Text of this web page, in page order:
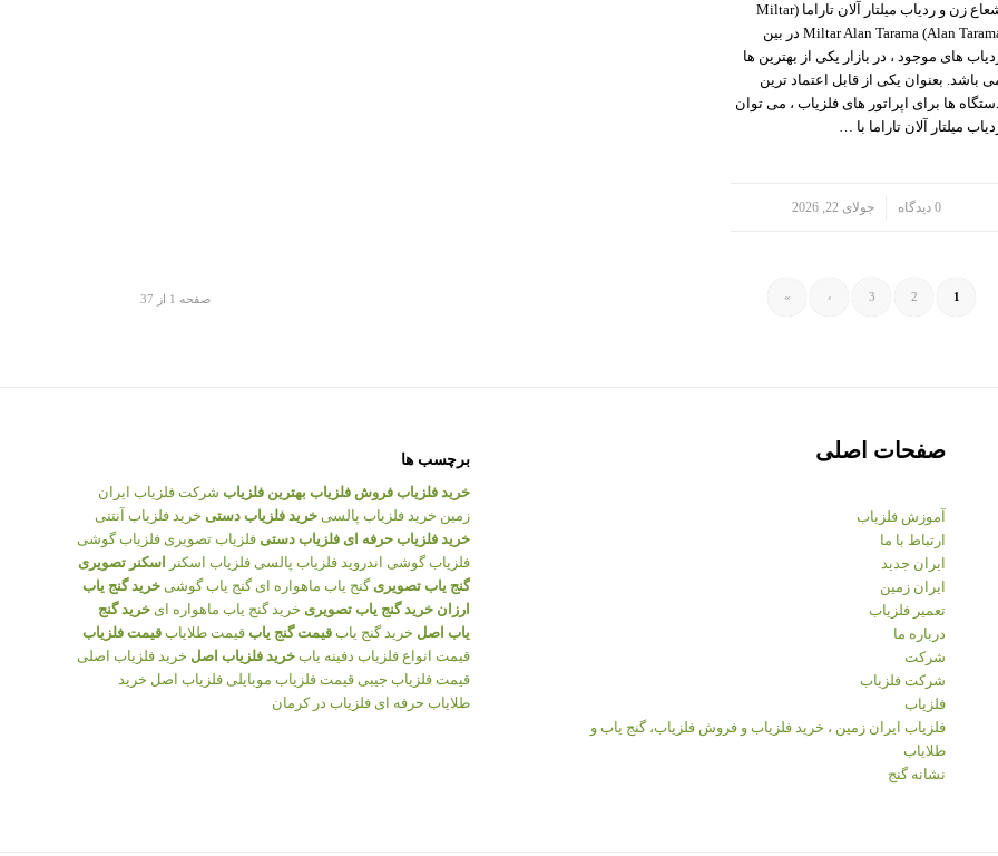
شعاع زن و ردیاب میلتار آلان تاراما (Miltar
Alan Tarama) Miltar Alan Tarama در بین
های موجود ، در بازار یکی از بهترین ها
باشد. بعنوان یکی از قابل اعتماد ترین
ها برای اپراتور های فلزیاب ، می توان
میلتار آلان تاراما با …
0 دیدگاه جولای 22, 2026
صفحه 1 از 37 1
2
3
›
»
صفحات اصلی
آموزش فلزیاب
ارتباط با ما
ایران جدید
ایران زمین
تعمیر فلزیاب
درباره ما
شرکت
شرکت فلزیاب
فلزیاب
فلزیاب ایران زمین ، خرید فلزیاب و فروش فلزیاب، گنج یاب و
طلایاب
نشانه گنج
برچسب ها
خرید فلزیاب فروش فلزیاب بهترین فلزیاب شرکت فلزیاب ایران
زمین خرید فلزیاب پالسی خرید فلزیاب دستی خرید فلزیاب آنتنی
خرید فلزیاب حرفه ای فلزیاب دستی فلزیاب تصویری فلزیاب گوشی
فلزیاب گوشی اندروید فلزیاب پالسی فلزیاب اسکنر
اسکنر تصویری
گنج یاب تصویری گنج یاب ماهواره ای گنج یاب گوشی خرید گنج یاب
ارزان خرید گنج یاب تصویری خرید گنج یاب ماهواره ای خرید گنج
یاب اصل خرید گنج یاب قیمت گنج یاب قیمت طلایاب قیمت فلزیاب
قیمت انواع فلزیاب دفینه یاب خرید فلزیاب اصل خرید فلزیاب اصلی
قیمت فلزیاب جیبی قیمت فلزیاب موبایلی فلزیاب اصل خرید
طلایاب حرفه ای فلزیاب در کرمان